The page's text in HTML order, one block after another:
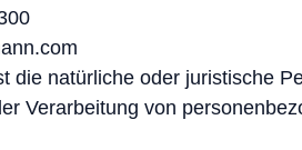
die natürliche oder juristische
Verarbeitung von